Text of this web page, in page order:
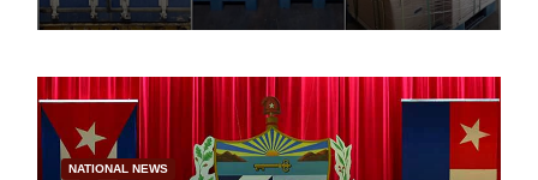
NATIONAL NEWS